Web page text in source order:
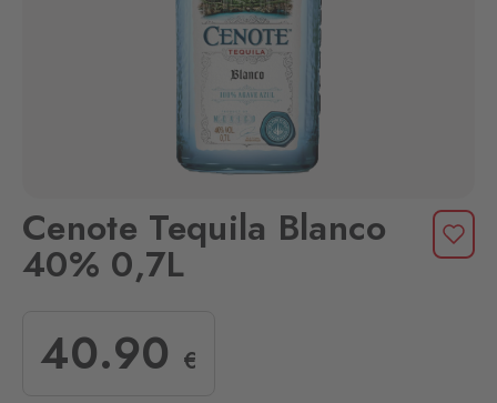
Cenote Tequila Blanco
40% 0,7L
40.90 €